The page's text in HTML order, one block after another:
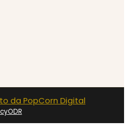
da PopCorn Digital
ODR